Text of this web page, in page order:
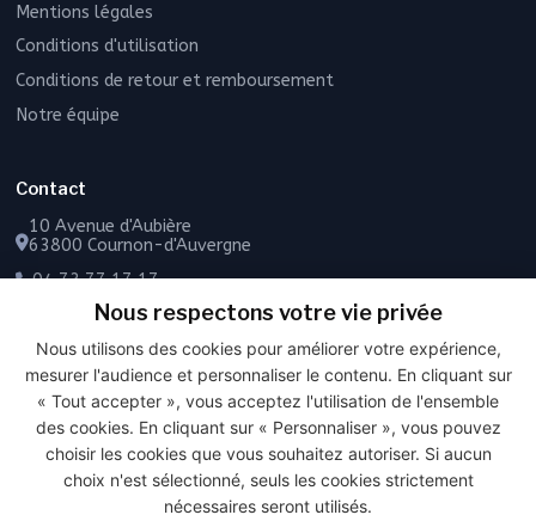
Mentions légales
Conditions d'utilisation
Conditions de retour et remboursement
Notre équipe
Contact
10 Avenue d'Aubière
63800 Cournon-d'Auvergne
04 73 77 17 17
06 49 55 43 72
Contactez-nous
PAIEMENT SÉCURISÉ
Nous respectons votre vie privée
Nous utilisons des cookies pour améliorer votre expérience,
mesurer l'audience et personnaliser le contenu. En cliquant sur
« Tout accepter », vous acceptez l'utilisation de l'ensemble
des cookies. En cliquant sur « Personnaliser », vous pouvez
choisir les cookies que vous souhaitez autoriser. Si aucun
choix n'est sélectionné, seuls les cookies strictement
nécessaires seront utilisés.